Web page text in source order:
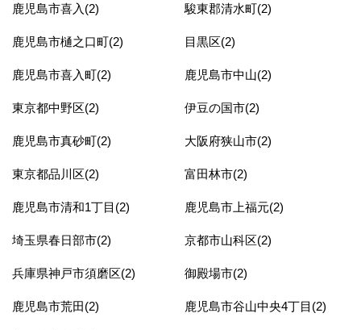
鹿児島市喜入(2) 駿東郡清水町(2)
鹿児島市樋之口町(2) 目黒区(2)
鹿児島市喜入町(2) 鹿児島市中山(2)
東京都中野区(2) 伊豆の国市(2)
鹿児島市真砂町(2) 大阪府狭山市(2)
東京都品川区(2) 富田林市(2)
鹿児島市清和1丁目(2) 鹿児島市上福元(2)
埼玉県春日部市(2) 京都市山科区(2)
兵庫県神戸市須磨区(2) 御殿場市(2)
鹿児島市荒田(2) 鹿児島市谷山中央4丁目(2)